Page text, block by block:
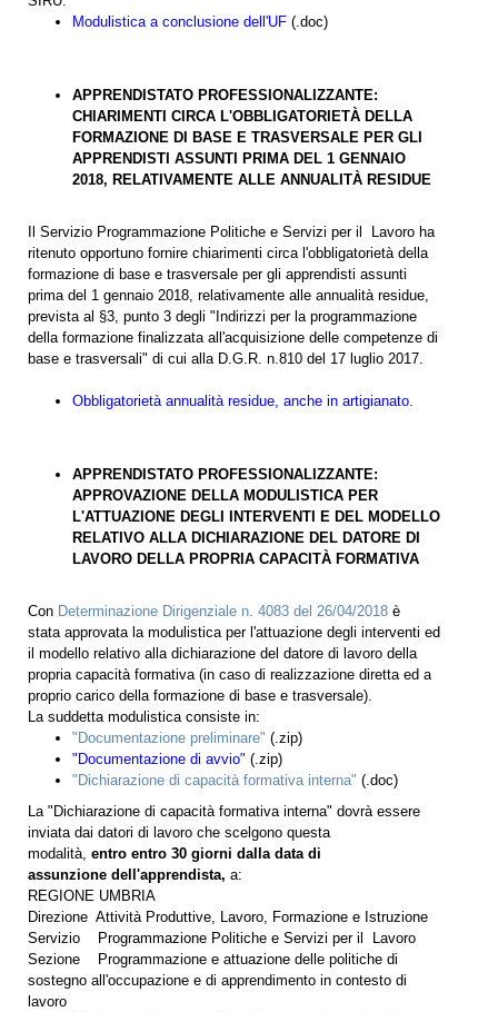
Modulistica a conclusione dell'UF (.doc)
APPRENDISTATO PROFESSIONALIZZANTE:
CHIARIMENTI CIRCA L'OBBLIGATORIETÀ DELLA
FORMAZIONE DI BASE E TRASVERSALE PER GLI
APPRENDISTI ASSUNTI PRIMA DEL 1 GENNAIO
2018, RELATIVAMENTE ALLE ANNUALITÀ RESIDUE
Il Servizio Programmazione Politiche e Servizi per il Lavoro ha
ritenuto opportuno fornire chiarimenti circa l'obbligatorietà della
formazione di base e trasversale per gli apprendisti assunti
prima del 1 gennaio 2018, relativamente alle annualità residue,
prevista al §3, punto 3 degli "Indirizzi per la programmazione
della formazione finalizzata all'acquisizione delle competenze di
base e trasversali" di cui alla D.G.R. n.810 del 17 luglio 2017.
Obbligatorietà annualità residue, anche in artigianato
APPRENDISTATO PROFESSIONALIZZANTE:
APPROVAZIONE DELLA MODULISTICA PER
L'ATTUAZIONE DEGLI INTERVENTI E DEL MODELLO
RELATIVO ALLA DICHIARAZIONE DEL DATORE DI
LAVORO DELLA PROPRIA CAPACITÀ FORMATIVA
Con Determinazione Dirigenziale n. 4083 del 26/04/2018 è
stata approvata la modulistica per l'attuazione degli interventi ed
il modello relativo alla dichiarazione del datore di lavoro della
propria capacità formativa (in caso di realizzazione diretta ed a
proprio carico della formazione di base e trasversale).
La suddetta modulistica consiste in:
"Documentazione preliminare" (.zip)
"Documentazione di avvio" (.zip)
"Dichiarazione di capacità formativa interna" (.doc)
La "Dichiarazione di capacità formativa interna" dovrà essere
inviata dai datori di lavoro che scelgono questa
modalità, entro entro 30 giorni dalla data di
assunzione dell'apprendista, a:
REGIONE UMBRIA
Direzione Attività Produttive, Lavoro, Formazione e Istruzione
Servizio Programmazione Politiche e Servizi per il Lavoro
Sezione Programmazione e attuazione delle politiche di
sostegno all'occupazione e di apprendimento in contesto di
lavoro